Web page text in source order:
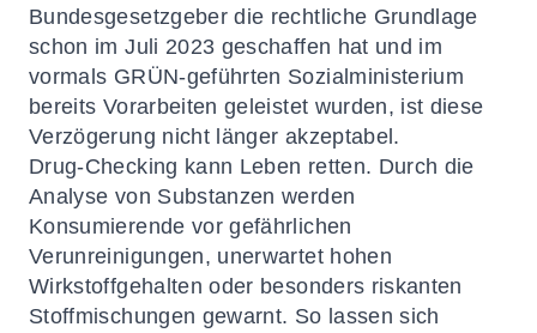
Bundesgesetzgeber die rechtliche Grundlage
schon im Juli 2023 geschaffen hat und im
vormals GRÜN-geführten Sozialministerium
bereits Vorarbeiten geleistet wurden, ist diese
Verzögerung nicht länger akzeptabel.
Drug-Checking kann Leben retten. Durch die
Analyse von Substanzen werden
Konsumierende vor gefährlichen
Verunreinigungen, unerwartet hohen
Wirkstoffgehalten oder besonders riskanten
Stoffmischungen gewarnt. So lassen sich